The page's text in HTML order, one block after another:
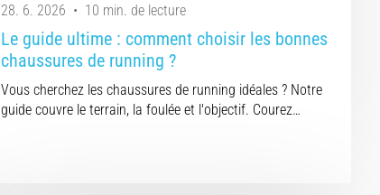
28. 6. 2026 • 10 min. de lecture
Le guide ultime : comment choisir les bonnes
chaussures de running ?
Vous cherchez les chaussures de running idéales ? Notre
guide couvre le terrain, la foulée et l'objectif. Courez…